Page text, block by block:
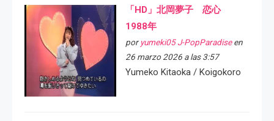
「HD」北岡夢子 恋心
1988年
por yumeki05 J-PopParadiseen
26 marzo 2026 a las 3:57
Yumeko Kitaoka / Koigokoro